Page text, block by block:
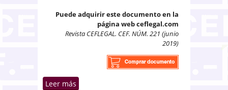
Puede adquirir este documento en la
página web ceflegal.com
Revista CEFLEGAL. CEF. NÚM. 221 (junio
2019)
Leer más